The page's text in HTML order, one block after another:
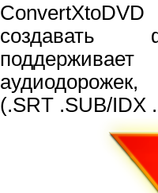
создавать
(.SRT .SUB/IDX